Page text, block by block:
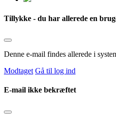
Tillykke - du har allerede en
Denne e-mail findes allerede i
Modtaget Gå til log ind
E-mail ikke bekræftet